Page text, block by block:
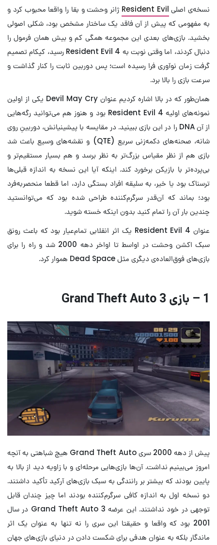
نسخه‌ی اصلی Resident Evil ژانر وحشت و بقا را واقعا محبوب کرد و
به مفهومی که پیش از آن فاقد یک ساختار مشخص بود، شکلی اصولی
بخشید. بازی‌های بعدی این مجموعه همگی کم ‌و بیش همان فرمول را
دنبال کردند، اما وقتی نوبت به Resident Evil 4 رسید، کپکام تصمیم
گرفت زمان نوآوری فرا رسیده است؛ پس دوربین ثابت را کنار گذاشت و
سرعت بازی را بالا برد.
همان‌طور که در بالا اشاره کردیم عنوان Devil May Cry یکی از اولین
نمونه‌های اولیه Resident Evil 4 بود و هنوز هم می‌توانید رگه‌هایی
از آن DNA را در این بازی ببینید. در مقایسه با پیشینیانش، دوربینِ روی
شانه، صحنه‌های دکمه‌زنی سریع (QTE) و نقشه‌های وسیع باعث شد
بازی هم از نظر مقیاس بزرگ‌تر به نظر برسد و هم بسیار مستقیم‌تر و
بی‌پرده‌تر با بازیکن برخورد کند. اینکه آیا این نسخه به اندازه قبلی‌ها
ترسناک بود یا خیر، به سلیقه افراد بستگی دارد، اما قطعا منحصر‌به‌فرد
بود؛ بماند که آن‌قدر سرگرم‌کننده طراحی شده بود که می‌توانستید
چندین بار آن را تمام کنید بدون اینکه خسته شوید.
عنوان Resident Evil 4 یک اثر انقلابی تمام‌عیار بود که باعث رونق
سبک اکشن وحشت در اواسط تا اواخر دهه 2000 شد و راه را برای
بازی‌های فوق‌العاده‌ی دیگری مثل Dead Space هموار کرد.
1 – بازی Grand Theft Auto 3
پیش از دهه 2000 سری Grand Theft Auto هیچ شباهتی به آنچه
امروز می‌بینیم نداشت. آن‌ها بازی‌هایی مرحله‌ای و با زاویه دید از بالا به
پایین بودند که بیشتر بر رانندگی به سبک بازی‌های آرکید تأکید داشتند.
دو نسخه اول به اندازه کافی سرگرم‌کننده بودند اما چیز چندان قابل
توجهی در خود نداشتند. این عرضه Grand Theft Auto 3 در سال
2001 بود که واقعا و حقیقتا این سری را نه تنها به عنوان یک اثر
ماندگار بلکه به عنوان هدفی برای شکست دادن در دنیای بازی‌های جهان